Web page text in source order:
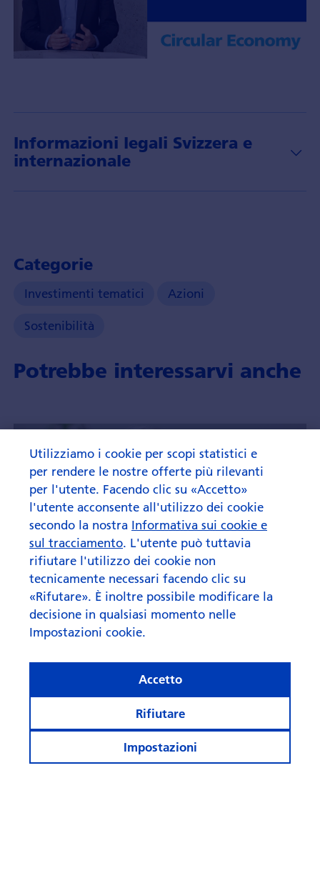
with
insights
about
and
it's
investment
opportunities.
Informazioni legali Svizzera e
internazionale
Categorie
Investimenti tematici Azioni
Sostenibilità
Potrebbe interessarvi anche
Utilizziamo i cookie per scopi statistici e
per rendere le nostre offerte più rilevanti
per l'utente. Facendo clic su «Accetto»
l'utente acconsente all'utilizzo dei cookie
secondo la nostra Informativa sui cookie e
sul tracciamento. L'utente può tuttavia
rifiutare l'utilizzo dei cookie non
tecnicamente necessari facendo clic su
«Rifutare». È inoltre possibile modificare la
decisione in qualsiasi momento nelle
Impostazioni cookie.
Impostazioni
Rifiutare
Accetto